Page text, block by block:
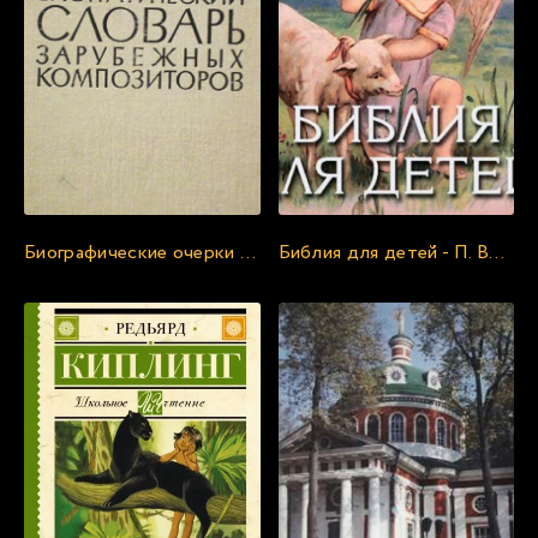
20
21
25
26
28
29
30
31
32
33
Биографические очерки зарубежных композиторов Библия для детей - П. Воздвиженский